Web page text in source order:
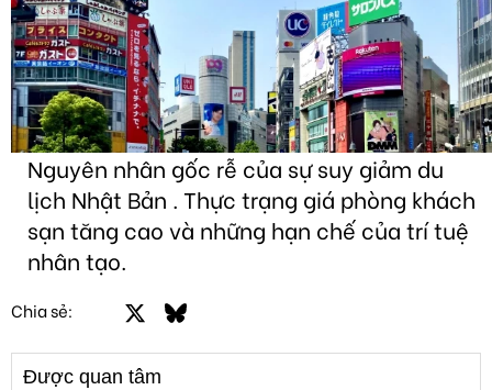
Nguyên nhân gốc rễ của sự suy giảm du
lịch Nhật Bản . Thực trạng giá phòng khách
sạn tăng cao và những hạn chế của trí tuệ
nhân tạo.
Chia sẻ: FacebookBluesky
Được quan tâm